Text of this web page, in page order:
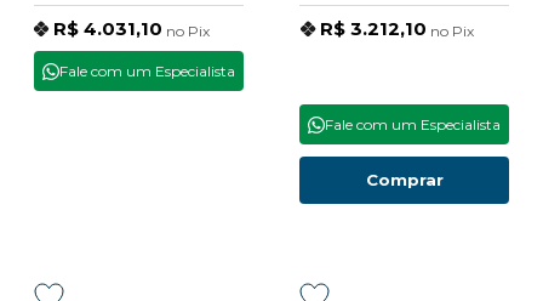
R$ 4.031,10 no Pix
Fale com um Especialista
R$ 3.212,10 no Pix
Comprar
Fale com um Especialista